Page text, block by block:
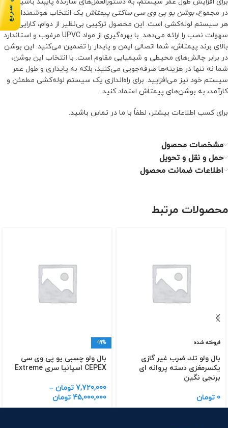
در مجموع،بوشن یو پی وی سی ساکتی پیمتاش یک انتخاب هوشمندانه برای
هر سیستم لوله‌کشی است. این محصول ترکیبی بی‌نظیر از دوام، کارایی و
سهولت نصب را ارائه می‌دهد. با بهره‌گیری از مواد UPVC مرغوب و استاندارد
بالای برند پیمتاش، شما اتصالی ایمن و پایدار را تضمین می‌کنید. این بوشن
در برابر چالش‌های محیطی و شیمیایی مقاوم است. با انتخاب این بوشن،
شما نه تنها در هزینه‌ها صرفه‌جویی می‌کنید، بلکه به پایداری و طول عمر
سیستم خود نیز می‌افزایید. برای راه‌اندازی یک سیستم لوله‌کشی مطمئن و
کارآمد، به بوشن‌های پیمتاش اعتماد کنید.
برای کسب اطلاعات بیشتر، لطفاً با ما در تماس باشید.
مشخصات محصول
حمل و نقل و تحویل
اطلاعات ضمانت محصول
محصولات مرتبط
فروخته شده
بال ولو تك ضرب غیر گازی
یكسرمغزی دسته پروانه ای
برنجی نگین
0 تومان
-19%
بال ولو چسبی یو پی وی سی
CEPEX اسپانیا سری Extreme
7,720,000 تومان –
45,000,000 تومان